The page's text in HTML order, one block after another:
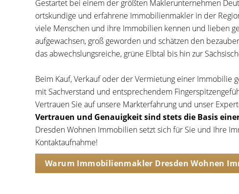
Gestartet bei einem der größten Maklerunternehmen
ortskundige und erfahrene Immobilienmakler in der
viele Menschen und ihre Immobilien kennen und lieben
aufgewachsen, groß geworden und schätzen den
das abwechslungsreiche, grüne Elbtal bis hin zur
Beim Kauf, Verkauf oder der Vermietung einer Immobilie
mit Sachverstand und entsprechendem
Vertrauen Sie auf unsere Markterfahrung und unser
Vertrauen und Genauigkeit sind stets die Basis
Dresden Wohnen Immobilien setzt sich für Sie und Ihre
Kontaktaufnahme!
Warum Immobilienmakler Dresden Wohnen